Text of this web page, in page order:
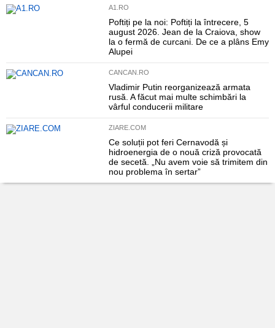
A1.RO
Poftiți pe la noi: Poftiți la întrecere, 5
august 2026. Jean de la Craiova, show
la o fermă de curcani. De ce a plâns Emy
Alupei
CANCAN.RO
Vladimir Putin reorganizează armata
rusă. A făcut mai multe schimbări la
vârful conducerii militare
ZIARE.COM
Ce soluții pot feri Cernavodă și
hidroenergia de o nouă criză provocată
de secetă. „Nu avem voie să trimitem din
nou problema în sertar”